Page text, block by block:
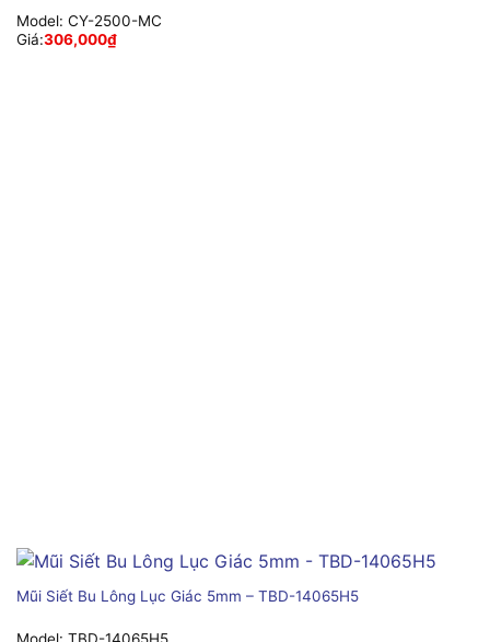
Model: CY-2500-MC
Giá:306,000₫
Mũi Siết Bu Lông Lục Giác 5mm – TBD-14065H5